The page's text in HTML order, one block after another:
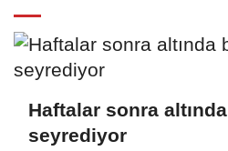
Haftalar sonra
seyrediyor